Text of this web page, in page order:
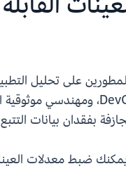
على تحليل
بفقدان بيانات التتبع
يمكنك ضبط معدلات